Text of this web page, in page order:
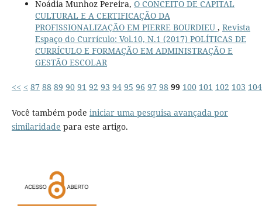
Noádia Munhoz Pereira, O CONCEITO DE CAPITAL
CULTURAL E A CERTIFICAÇÃO DA
PROFISSIONALIZAÇÃO EM PIERRE BOURDIEU , Revista
Espaço do Currículo: Vol.10, N.1 (2017) POLÍTICAS DE
CURRÍCULO E FORMAÇÃO EM ADMINISTRAÇÃO E
GESTÃO ESCOLAR
<< < 87 88 89 90 91 92 93 94 95 96 97 98 99 100 101 102 103 104
Você também pode iniciar uma pesquisa avançada por
similaridade para este artigo.